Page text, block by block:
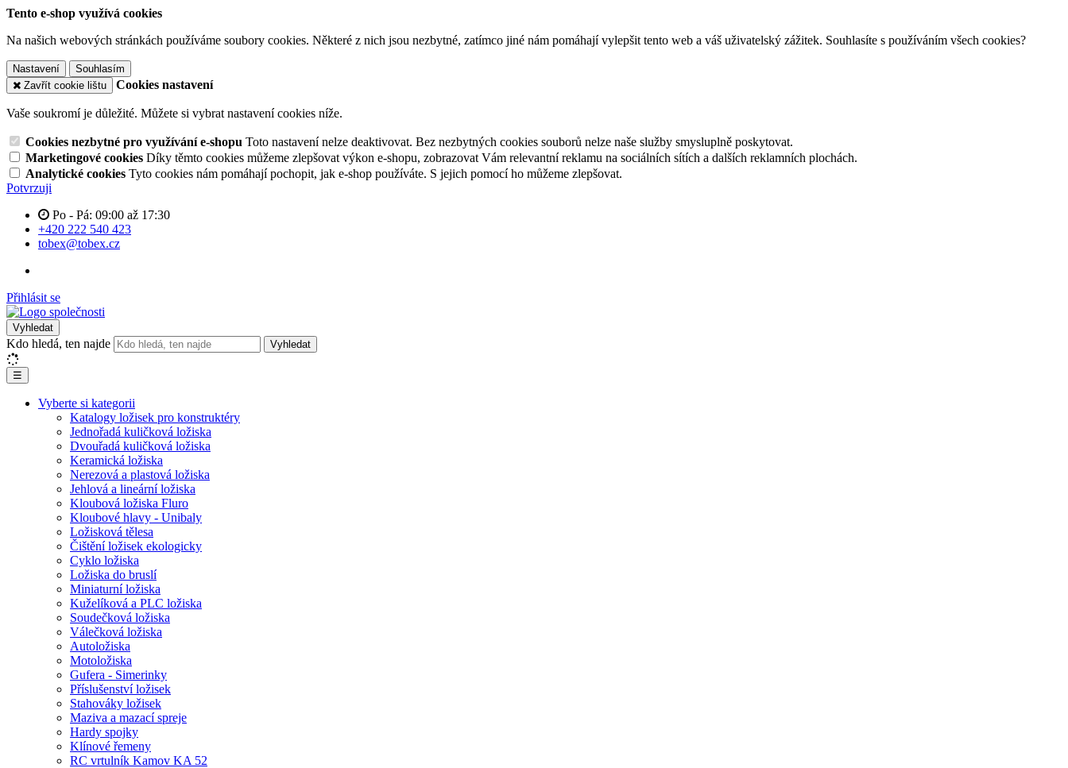
Tento e-shop využívá cookies
Na našich webových stránkách používáme soubory cookies. Některé z nich jsou nezbytné, zatímco jiné nám pomáhají vylepšit tento web a váš uživatelský zážitek. Souhlasíte s používáním všech cookies?
Nastavení
Souhlasím
Zavřít cookie lištu
Cookies nastavení
Vaše soukromí je důležité. Můžete si vybrat nastavení cookies níže.
Cookies nezbytné pro využívání e-shopu Toto nastavení nelze deaktivovat. Bez nezbytných cookies souborů nelze naše služby smysluplně poskytovat.
Marketingové cookies Díky těmto cookies můžeme zlepšovat výkon e-shopu, zobrazovat Vám relevantní reklamu na sociálních sítích a dalších reklamních plochách.
Analytické cookies Tyto cookies nám pomáhají pochopit, jak e-shop používáte. S jejich pomocí ho můžeme zlepšovat.
Potvrzuji
Po - Pá: 09:00 až 17:30
+420 222 540 423
tobex@tobex.cz
Přihlásit se
Vyhledat
Kdo hledá, ten najde Vyhledat
☰
Vyberte si kategorii
Katalogy ložisek pro konstruktéry
Jednořadá kuličková ložiska
Dvouřadá kuličková ložiska
Keramická ložiska
Nerezová a plastová ložiska
Jehlová a lineární ložiska
Kloubová ložiska Fluro
Kloubové hlavy - Unibaly
Ložisková tělesa
Čištění ložisek ekologicky
Cyklo ložiska
Ložiska do bruslí
Miniaturní ložiska
Kuželíková a PLC ložiska
Soudečková ložiska
Válečková ložiska
Autoložiska
Motoložiska
Gufera - Simerinky
Příslušenství ložisek
Stahováky ložisek
Maziva a mazací spreje
Hardy spojky
Klínové řemeny
RC vrtulník Kamov KA 52